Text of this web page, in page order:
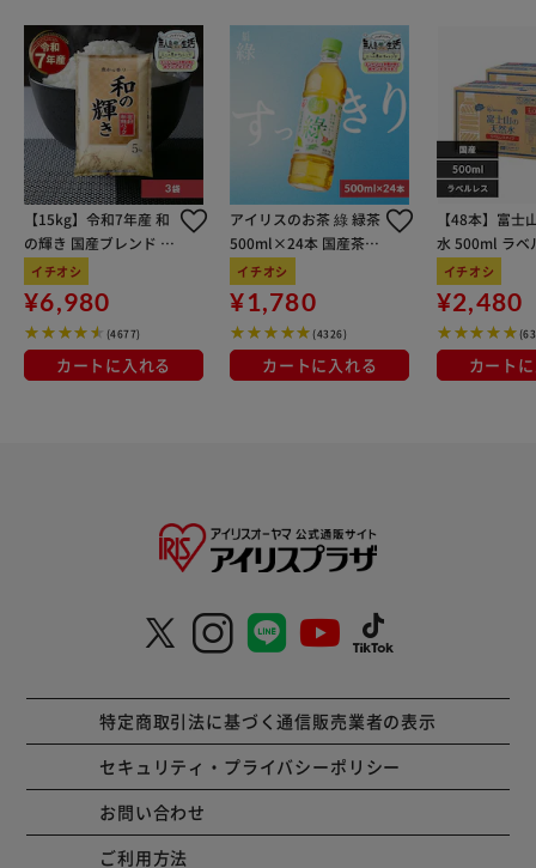
【15kg】令和7年産 和
の輝き 国産ブレンド 5
kg×3袋
イチオシ
¥6,980
(4677)
カートに入れる
アイリスのお茶 綠 緑茶
500ml×24本 国産茶葉
100％使用
イチオシ
¥1,780
(4326)
カートに入れる
【48本】富士
水 500ml ラベ
イチオシ
¥2,480
カート
特定商取引法に基づく通信販売業者の表示
セキュリティ・プライバシーポリシー
お問い合わせ
ご利用方法